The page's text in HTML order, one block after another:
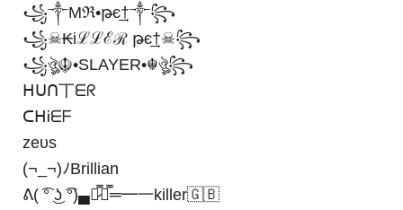
꧁༒Mℜ•թє͢͢͢†༒꧂
꧁☠︎₭iℒℒℰℛ թє͢͢͢†☠︎꧂
꧁ঔৣ☬•SLAYER•☬ঔৣ꧂
ᕼᑌᑎ丅ᗴᖇ
ᑕᕼᎥᗴᖴ
zeυѕ
(¬_¬)ﾉBrillian
ᕕ( ͡° ͜ʖ ͡°)▄︻̷̿┻̿═━一killer🇬🇧